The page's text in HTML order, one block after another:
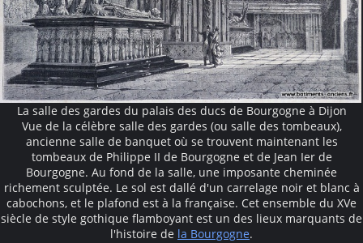
La salle des gardes du palais des ducs de Bourgogne à Dijon
Vue de la célèbre salle des gardes (ou salle des tombeaux),
ancienne salle de banquet où se trouvent maintenant les
tombeaux de Philippe II de Bourgogne et de Jean Ier de
Bourgogne. Au fond de la salle, une imposante cheminée
richement sculptée. Le sol est dallé d'un carrelage noir et blanc à
cabochons, et le plafond est à la française. Cet ensemble du XVe
siècle de style gothique flamboyant est un des lieux marquants de
l'histoire de la Bourgogne.